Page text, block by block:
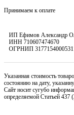
Принимаем к оплате
ИП Ефимов Александр
ИНН 710607474670
ОГРНИП
Указанная стоимость
состоянию на дату,
Сайт носит сугубо
определяемой Статьей